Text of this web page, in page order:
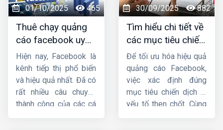
Facebookbằng điện
thoại, máy tính một
cách nhanh chóng.
01/10/2025
465
Thuê chạy quảng
cáo facebook uy
tín, chuyên nghiệp,
hiệu quả ở đâu ?
Hiện nay, Facebook là
kênh tiếp thị phổ biến
và hiệu quả nhất. Đã có
rất nhiều câu chuyện
thành công của các cá
30/09/2025 882
Tìm hiểu chi tiết về
các mục tiêu chiến
dịch quảng cáo
facebook
Để tối ưu hóa hiệu quả
quảng cáo Facebook,
việc xác định đúng
mục tiêu chiến dịch là
yếu tố then chốt. Cùng